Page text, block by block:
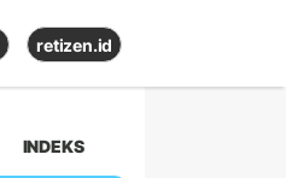
retizen.id
INDEKS